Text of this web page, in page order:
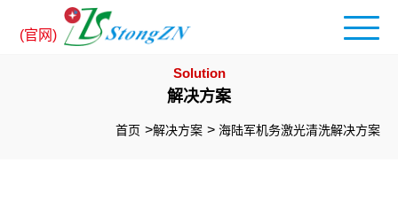
(官网)
Solution
解决方案
首页 解决方案 海陆军机务激光清洗解决方案